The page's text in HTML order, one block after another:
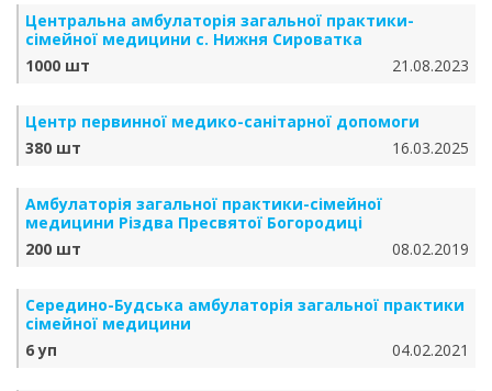
Центральна амбулаторія загальної практики-
сімейної медицини с. Нижня Сироватка
1000 шт
21.08.2023
Центр первинної медико-санітарної допомоги
380 шт
16.03.2025
Амбулаторія загальної практики-сімейної
медицини Різдва Пресвятої Богородиці
200 шт
08.02.2019
Середино-Будська амбулаторія загальної практики
сімейної медицини
6 уп
04.02.2021